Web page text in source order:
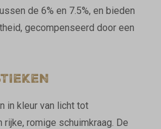
de 6% en 7.5%, en bieden
gecompenseerd door een
in kleur van licht tot
rijke, romige schuimkraag. De